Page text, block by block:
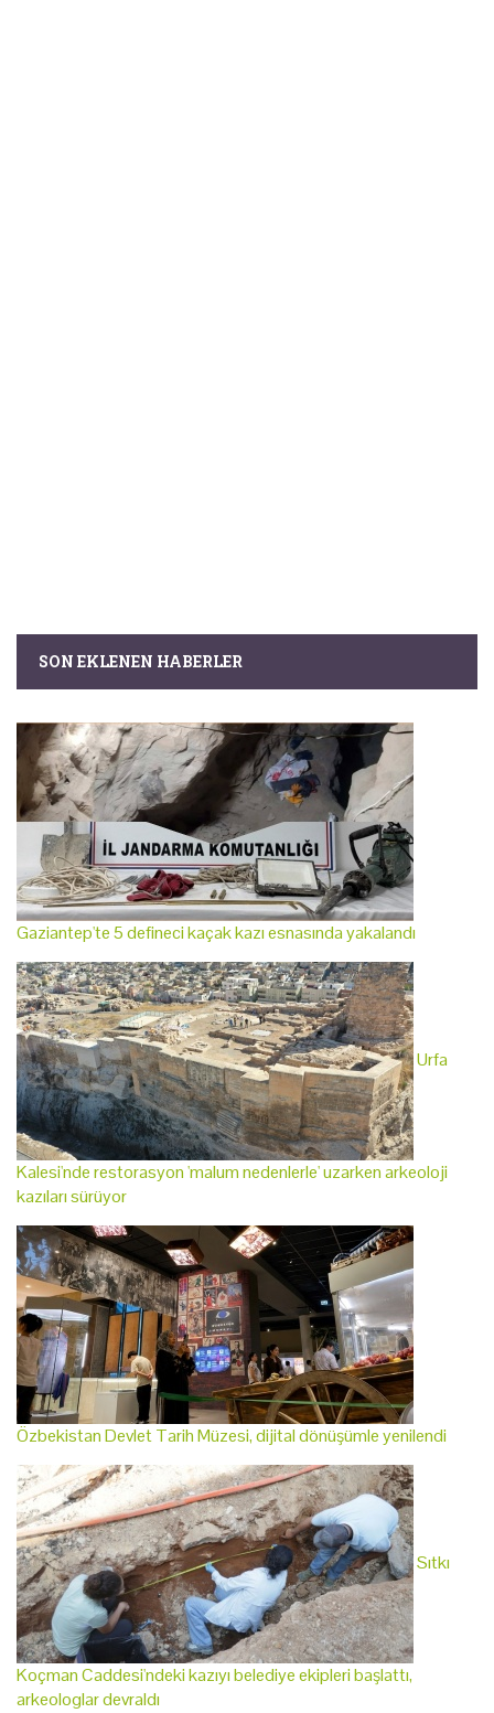
SON EKLENEN HABERLER
Gaziantep'te 5 defineci kaçak kazı esnasında yakalandı
Urfa
Kalesi'nde restorasyon 'malum nedenlerle' uzarken arkeoloji
kazıları sürüyor
Özbekistan Devlet Tarih Müzesi, dijital dönüşümle yenilendi
Sıtkı
Koçman Caddesi'ndeki kazıyı belediye ekipleri başlattı,
arkeologlar devraldı